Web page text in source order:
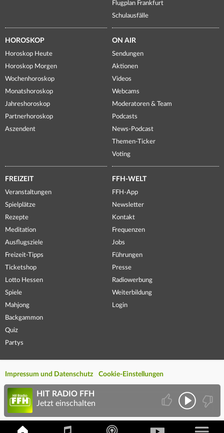
Flugplan Frankfurt
Schulausfälle
HOROSKOP
Horoskop Heute
Horoskop Morgen
Wochenhoroskop
Monatshoroskop
Jahreshoroskop
Partnerhoroskop
Aszendent
ON AIR
Sendungen
Aktionen
Videos
Webcams
Moderatoren & Team
Podcasts
News-Podcast
Themen-Ticker
Voting
FREIZEIT
Veranstaltungen
Spielplätze
Rezepte
Meditation
Ausflugsziele
Freizeit-Tipps
Ticketshop
Lotto Hessen
Spiele
Mahjong
Backgammon
Quiz
Partys
FFH-WELT
FFH-App
Newsletter
Kontakt
Frequenzen
Jobs
Führungen
Presse
Radiowerbung
Weiterbildung
Login
Impressum und Datenschutz Cookie-Einstellungen
HIT RADIO FFH
Jetzt einschalten